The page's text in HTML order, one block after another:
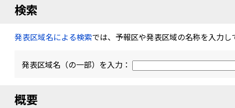
検索
発表区域名による検索では、予報区や発表区域の名称を入力し
発表区域名（の一部）を入力：
概要